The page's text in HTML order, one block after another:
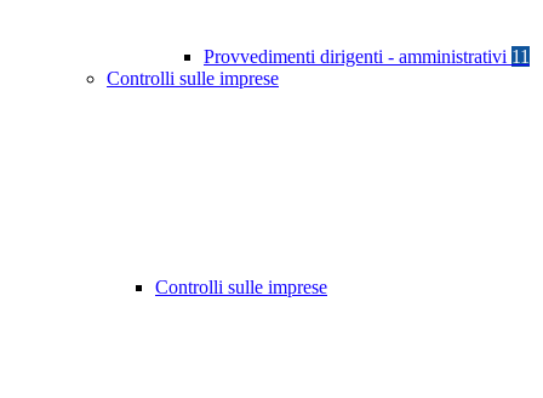
Provvedimenti dirigenti - amministrativi 11
Controlli sulle imprese
Controlli sulle imprese